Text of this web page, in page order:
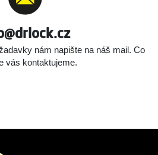
nám napište na náš mail. Co
vás kontaktujeme.